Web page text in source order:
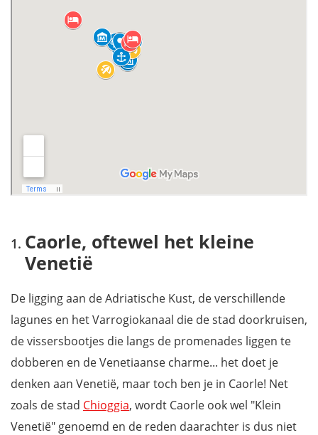
Caorle, oftewel het kleine
Venetië
De ligging aan de Adriatische Kust, de verschillende
lagunes en het Varrogiokanaal die de stad doorkruisen,
de vissersbootjes die langs de promenades liggen te
dobberen en de Venetiaanse charme... het doet je
denken aan Venetië, maar toch ben je in Caorle! Net
zoals de stad Chioggia, wordt Caorle ook wel "Klein
Venetië" genoemd en de reden daarachter is dus niet